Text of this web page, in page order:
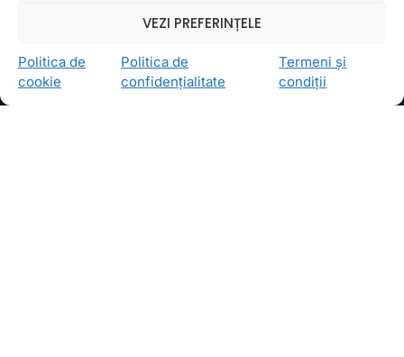
VEZI PREFERINȚELE
Politica de
cookie
Politica de
confidențialitate
Termeni și
condiții
Locații
FollowMe Dr. Taberei